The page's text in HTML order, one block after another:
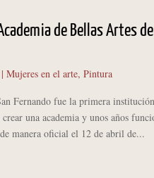
de Bellas Artes
Mujeres en el arte, Pintura
Fernando fue la primera
una academia y unos años
manera oficial el 12 de abril de...